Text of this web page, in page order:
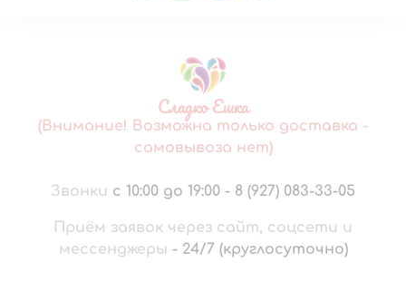
Сладко Ешка
(Внимание! Возможна только доставка -
самовывоза нет)
Звонки с 10:00 до 19:00 - 8 (927) 083-33-05
Приём заявок через сайт, соцсети и
мессенджеры - 24/7 (круглосуточно)